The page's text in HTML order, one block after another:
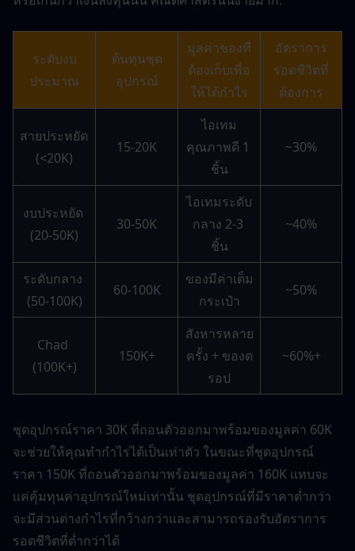
ระดับงบ
ประมาณ
ต้นทุนชุด
อุปกรณ์
มูลค่าของที่
ต้องเก็บเพื่อ
ให้ได้กำไร
อัตราการ
รอดชีวิตที่
ต้องการ
สายประหยัด
(<20K)
15-20K
ไอเทม
คุณภาพดี 1
ชิ้น
~30%
งบประหยัด
(20-50K)
30-50K
ไอเทมระดับ
กลาง 2-3
ชิ้น
~40%
ระดับกลาง
(50-100K)
60-100K
ของมีค่าเต็ม
กระเป๋า
~50%
Chad
(100K+)
150K+
สังหารหลาย
ครั้ง + ของด
รอป
~60%+
ชุดอุปกรณ์ราคา 30K ที่ถอนตัวออกมาพร้อมของมูลค่า 60K
จะช่วยให้คุณทำกำไรได้เป็นเท่าตัว ในขณะที่ชุดอุปกรณ์
ราคา 150K ที่ถอนตัวออกมาพร้อมของมูลค่า 160K แทบจะ
แค่คุ้มทุนค่าอุปกรณ์ใหม่เท่านั้น ชุดอุปกรณ์ที่มีราคาต่ำกว่า
จะมีส่วนต่างกำไรที่กว้างกว่าและสามารถรองรับอัตราการ
รอดชีวิตที่ต่ำกว่าได้